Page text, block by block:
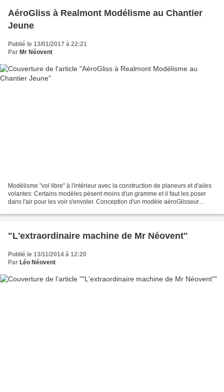
AéroGliss à Realmont Modélisme au Chantier
Jeune
Publié le 13/01/2017 à 22:21
Par Mr Néovent
Modélisme "vol libre" à l'intérieur avec la construction de planeurs et d'ailes
volantes: Certains modèles pèsent moins d'un gramme et il faut les poser
dans l'air pour les voir s'envoler. Conception d'un modèle aéroGlisseur
"L'extraordinaire machine de Mr Néovent"
Publié le 13/11/2014 à 12:20
Par Léo Néovent